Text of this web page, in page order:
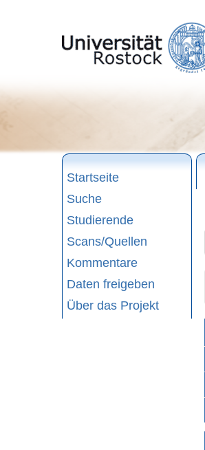
Startseite
Suche
Studierende
Scans/Quellen
Kommentare
Daten freigeben
Über das Projekt